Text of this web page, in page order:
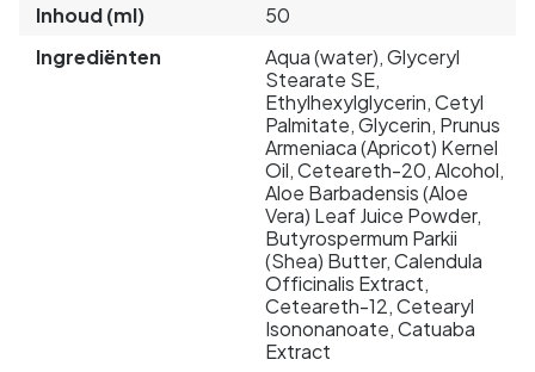
Inhoud (ml)
50
Ingrediënten
Aqua (water), Glyceryl
Stearate SE,
Ethylhexylglycerin, Cetyl
Palmitate, Glycerin, Prunus
Armeniaca (Apricot) Kernel
Oil, Ceteareth-20, Alcohol,
Aloe Barbadensis (Aloe
Vera) Leaf Juice Powder,
Butyrospermum Parkii
(Shea) Butter, Calendula
Officinalis Extract,
Ceteareth-12, Cetearyl
Isononanoate, Catuaba
Extract